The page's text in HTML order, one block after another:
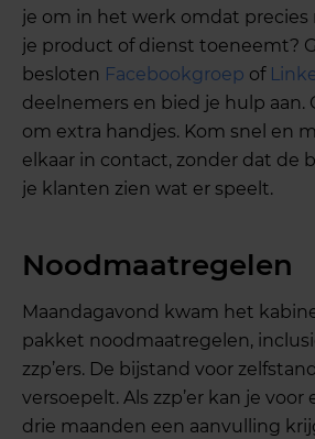
je om in het werk omdat precies
je product of dienst toeneemt?
besloten Facebookgroep of
deelnemers en bied je hulp aan.
om extra handjes. Kom snel en
elkaar in contact, zonder dat de
je klanten zien wat er speelt.
Noodmaatregelen
Maandagavond kwam het
pakket noodmaatregelen,
zzp’ers. De bijstand voor
versoepelt. Als zzp’er kan je voor
drie maanden een aanvulling